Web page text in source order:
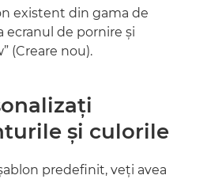
existent din gama de
de pornire şi
(Creare nou).
şi culorile
predefinit, veţi avea